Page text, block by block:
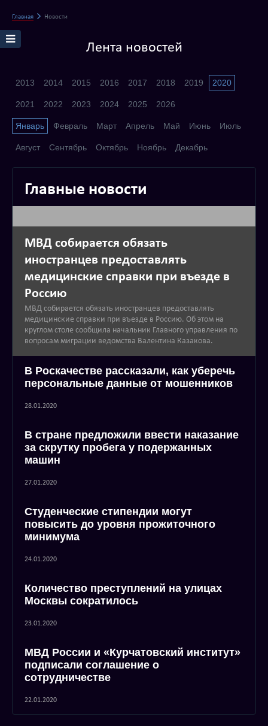
Главная Новости
Лента новостей
2013 2014 2015 2016 2017 2018 2019 2020
2021 2022 2023 2024 2025 2026
Январь Февраль Март Апрель Май Июнь Июль
Август Сентябрь Октябрь Ноябрь Декабрь
Главные новости
МВД собирается обязать
иностранцев предоставлять
медицинские справки при въезде в
Россию
МВД собирается обязать иностранцев предоставлять
медицинские справки при въезде в Россию. Об этом на
круглом столе сообщила начальник Главного управления по
вопросам миграции ведомства Валентина Казакова.
В Роскачестве рассказали, как уберечь
персональные данные от мошенников
28.01.2020
В стране предложили ввести наказание
за скрутку пробега у подержанных
машин
27.01.2020
Студенческие стипендии могут
повысить до уровня прожиточного
минимума
24.01.2020
Количество преступлений на улицах
Москвы сократилось
23.01.2020
МВД России и «Курчатовский институт»
подписали соглашение о
сотрудничестве
22.01.2020